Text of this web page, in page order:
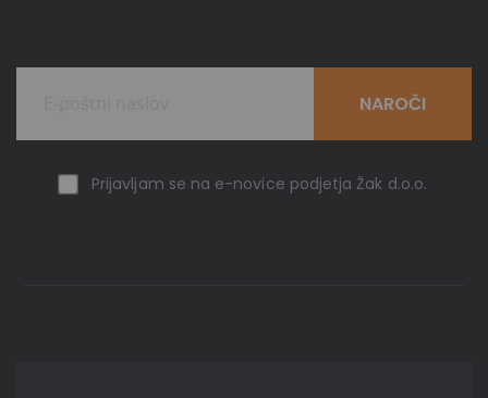
Prijavljam se na e-novice podjetja Žak d.o.o.
NAROČI